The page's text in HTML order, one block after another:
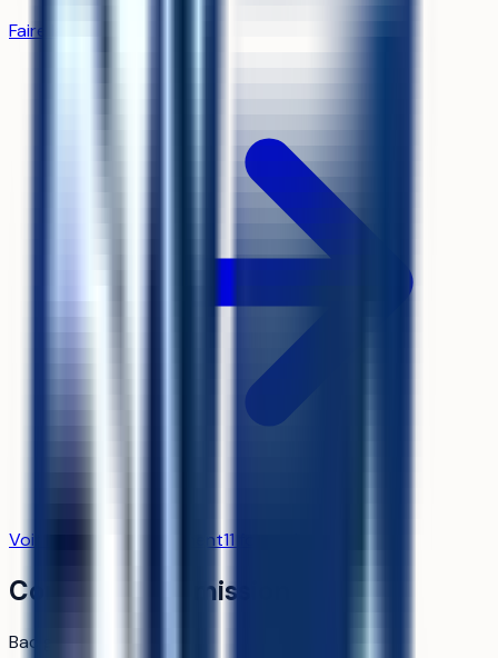
Faire la simulation
Voir la fiche établissement11
Contexte d'admission
Bac général